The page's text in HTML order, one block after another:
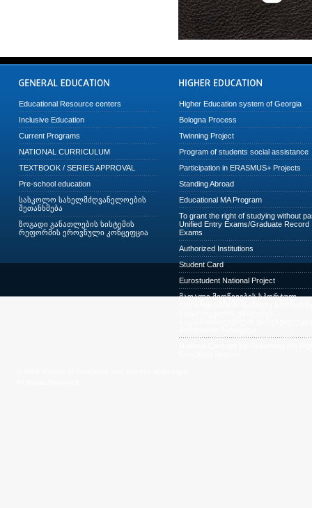
Educational Resource centers
Inclusive Education
Current Programs
NATIONAL CURRICULUM
TEXTBOOK / SERIES APPROVAL
Pre-school education
სასკოლო სახელმძღვანელოების
შეთანხმება
ზოგადი განათლების სისტემის
რეფორმის ეროვნული კონცეფცია
Higher Education system of Georgia
Bologna Process
Twinning Project
Program of students social assistance
Participation in ERASMUS+ Projects
Standing Abroad
Educational MA Program
To grant the right of studying without
Unified Entry Exams/Graduate Record
Exams
Authorized Institutions
Student Card
Eurostudent National Project
მაღალი მიღწევების სპორტულ